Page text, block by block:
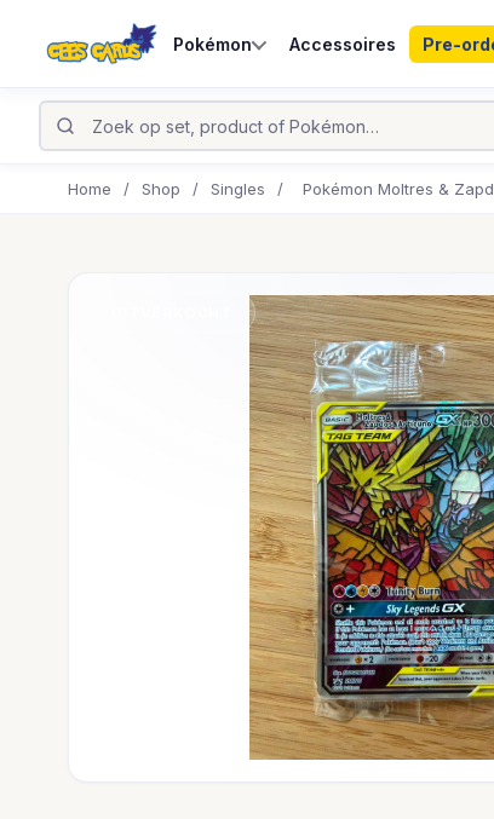
Pokémon Accessoires Pre-
Home / Shop / Singles / Pokémon Moltres &